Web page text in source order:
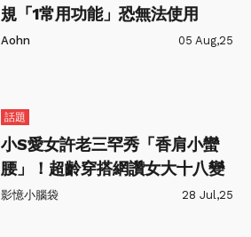
規「1常用功能」恐無法使用
Aohn 05 Aug,25
話題
小S愛女許老三罕秀「香肩小蠻
腰」！超齡穿搭網讚女大十八變
影憶小腦袋 28 Jul,25